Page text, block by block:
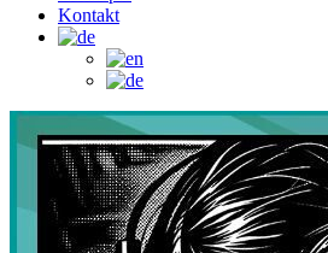
Kontakt